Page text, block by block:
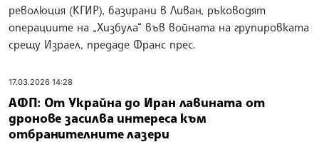
революция (КГИР), базирани в Ливан, ръководят
операциите на „Хизбула“ във войната на групировката
срещу Израел, предаде Франс прес.
17.03.2026 14:28
АФП: От Украйна до Иран лавината от
дронове засилва интереса към
отбранителните лазери